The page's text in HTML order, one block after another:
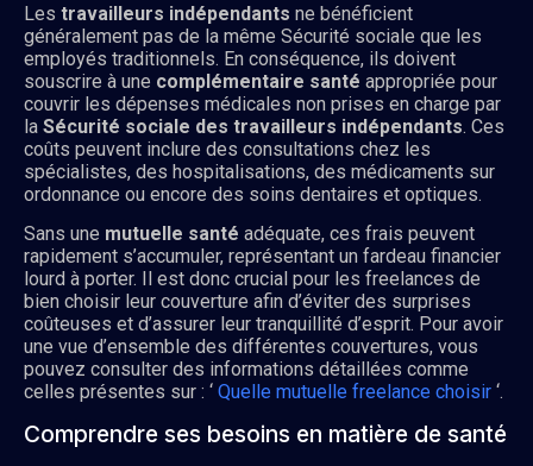
Les travailleurs indépendants ne bénéficient
généralement pas de la même Sécurité sociale que les
employés traditionnels. En conséquence, ils doivent
souscrire à une complémentaire santé appropriée pour
couvrir les dépenses médicales non prises en charge par
la Sécurité sociale des travailleurs indépendants. Ces
coûts peuvent inclure des consultations chez les
spécialistes, des hospitalisations, des médicaments sur
ordonnance ou encore des soins dentaires et optiques.
Sans une mutuelle santé adéquate, ces frais peuvent
rapidement s’accumuler, représentant un fardeau financier
lourd à porter. Il est donc crucial pour les freelances de
bien choisir leur couverture afin d’éviter des surprises
coûteuses et d’assurer leur tranquillité d’esprit. Pour avoir
une vue d’ensemble des différentes couvertures, vous
pouvez consulter des informations détaillées comme
celles présentes sur : ‘ Quelle mutuelle freelance choisir ‘.
Comprendre ses besoins en matière de santé